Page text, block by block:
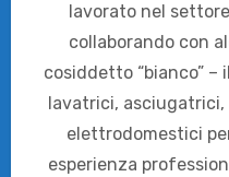
lavorato nel
collaborando con
cosiddetto “bianco” –
lavatrici,
elettrodomestici
esperienza